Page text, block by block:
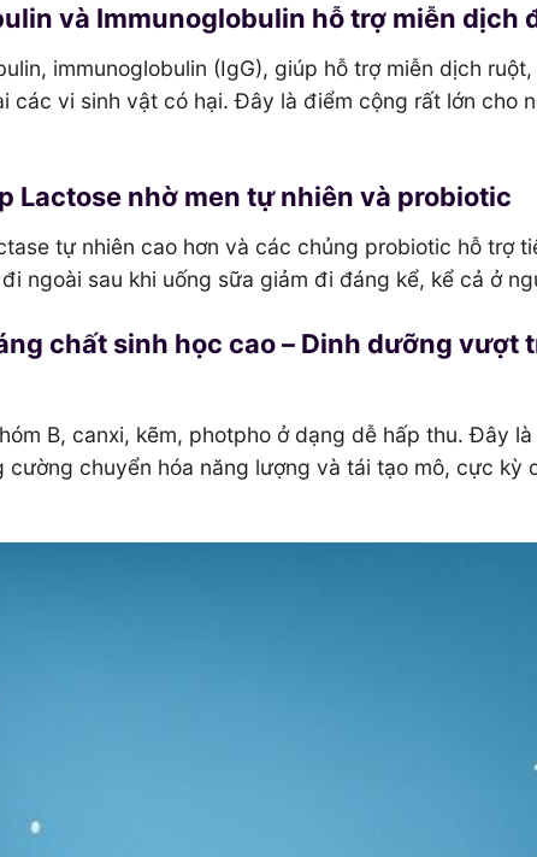
và Immunoglobulin hỗ trợ miễn dịch
immunoglobulin (IgG), giúp hỗ trợ miễn dịch
các vi sinh vật có hại. Đây là điểm cộng rất lớn cho
Lactose nhờ men tự nhiên và probiotic
tự nhiên cao hơn và các chủng probiotic hỗ trợ
ngoài sau khi uống sữa giảm đi đáng kể, kể cả ở
chất sinh học cao – Dinh dưỡng vượt
B, canxi, kẽm, photpho ở dạng dễ hấp thu. Đây
cường chuyển hóa năng lượng và tái tạo mô, cực kỳ